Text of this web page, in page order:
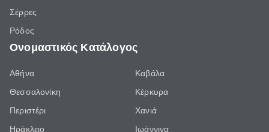
Σέρρες
Ρόδος
Ονομαστικός Κατάλογος
Αθήνα
Θεσσαλονίκη
Περιστέρι
Ηράκλειο
Καβάλα
Κέρκυρα
Χανιά
Ιωάννινα